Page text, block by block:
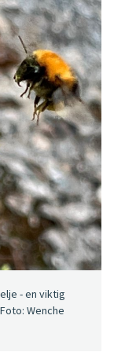
- en viktig
Wenche